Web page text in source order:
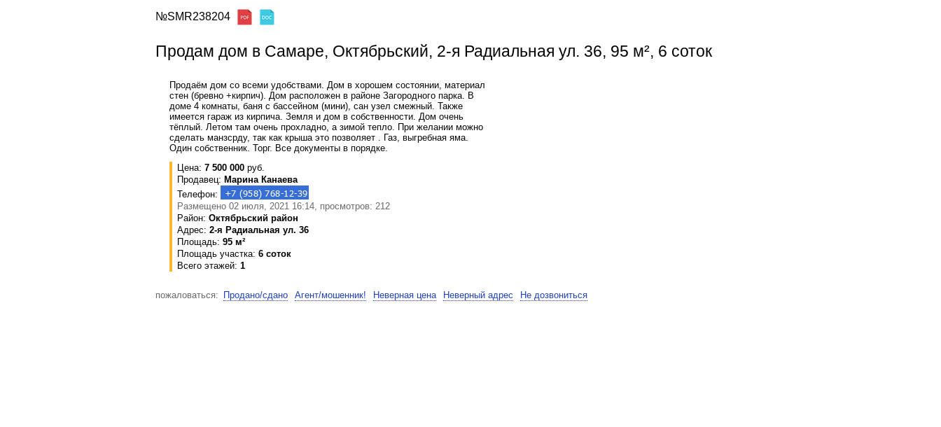
№SMR238204
Продам дом в Самаре, Октябрьский, 2-я Радиальная ул. 36, 95 м², 6 соток
Продаём дом со всеми удобствами. Дом в хорошем состоянии, материал
стен (бревно +кирпич). Дом расположен в районе Загородного парка. В
доме 4 комнаты, баня с бассейном (мини), сан узел смежный. Также
имеется гараж из кирпича. Земля и дом в собственности. Дом очень
тёплый. Летом там очень прохладно, а зимой тепло. При желании можно
сделать манзсрду, так как крыша это позволяет . Газ, выгребная яма.
Один собственник. Торг. Все документы в порядке.
Цена: 7 500 000 руб.
Продавец: Марина Канаева
Телефон:
Размещено 02 июля, 2021 16:14, просмотров: 212
Район: Октябрьский район
Адрес: 2-я Радиальная ул. 36
Площадь: 95 м²
Площадь участка: 6 соток
Всего этажей: 1
пожаловаться: Продано/сдано Агент/мошенник! Неверная цена Неверный адрес Не дозвониться